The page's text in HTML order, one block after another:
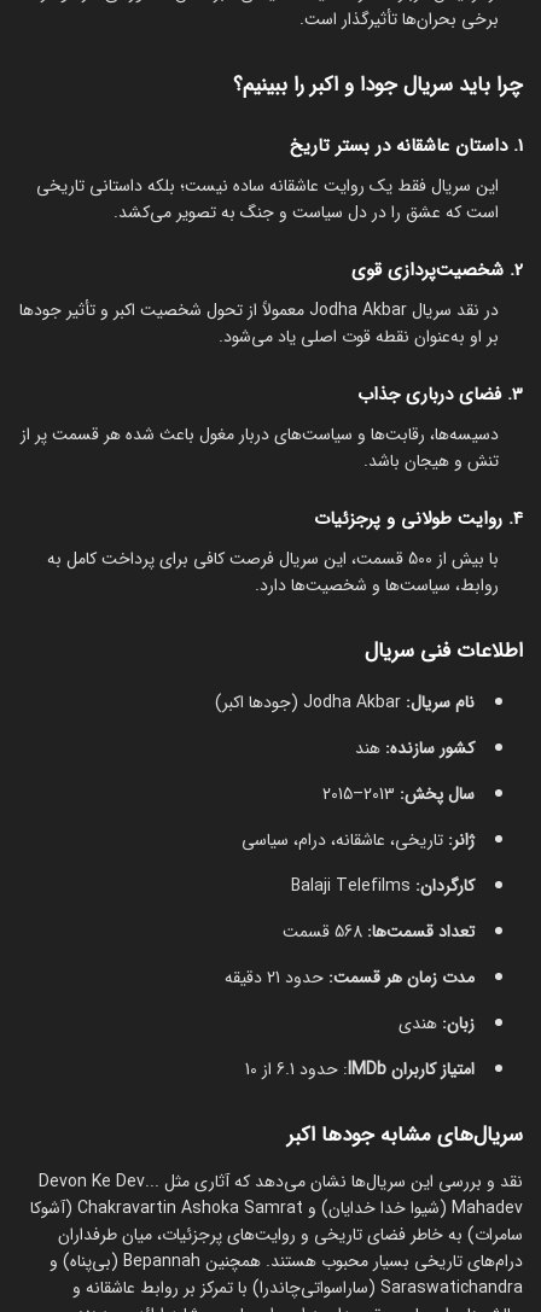
برخی بحران‌ها تأثیرگذار است.
چرا باید سریال جودا و اکبر را ببینیم؟
1. داستان عاشقانه در بستر تاریخ
این سریال فقط یک روایت عاشقانه ساده نیست؛ بلکه داستانی تاریخی
است که عشق را در دل سیاست و جنگ به تصویر می‌کشد.
2. شخصیت‌پردازی قوی
در نقد سریال Jodha Akbar معمولاً از تحول شخصیت اکبر و تأثیر جودها
بر او به‌عنوان نقطه قوت اصلی یاد می‌شود.
3. فضای درباری جذاب
دسیسه‌ها، رقابت‌ها و سیاست‌های دربار مغول باعث شده هر قسمت پر از
تنش و هیجان باشد.
4. روایت طولانی و پرجزئیات
با بیش از 500 قسمت، این سریال فرصت کافی برای پرداخت کامل به
روابط، سیاست‌ها و شخصیت‌ها دارد.
اطلاعات فنی سریال
نام سریال:
کشور سازنده: هند
سال پخش:
ژانر: تاریخی، عاشقانه، درام، سیاسی
کارگردان:
تعداد قسمت‌ها:
مدت زمان هر قسمت: حدود 21 دقیقه
زبان: هندی
امتیاز کاربران IMDb
: حدود 6.1 از 10
سریال‌های مشابه جودها اکبر
نقد و بررسی این سریال‌ها نشان می‌دهد که آثاری مثل Devon Ke Dev...
Mahadev (شیوا خدا خدایان) و Chakravartin Ashoka Samrat (آشوکا
سامرات) به خاطر فضای تاریخی و روایت‌های پرجزئیات، میان طرفداران
درام‌های تاریخی بسیار محبوب هستند. همچنین Bepannah (بی‌پناه) و
Saraswatichandra (ساراسواتی‌چاندرا) با تمرکز بر روابط عاشقانه و